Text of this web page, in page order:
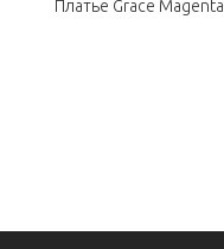
Платье Grace Magenta